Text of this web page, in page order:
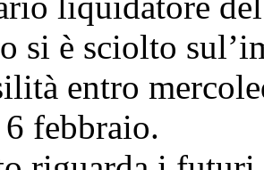
si è sciolto
entro
febbraio.